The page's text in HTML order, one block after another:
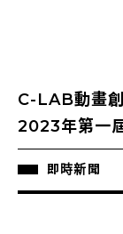
C-LAB動畫
2023年第一
即時新聞